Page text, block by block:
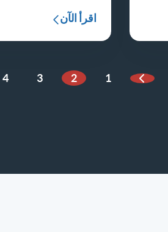
اقرأ الآن
الصفحة السابقة
1
2
3
4